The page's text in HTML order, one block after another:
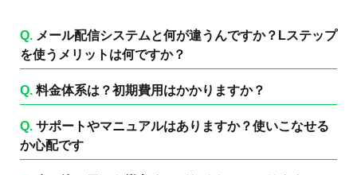
Q. メール配信システムと何が違うんですか？Lステップ
を使うメリットは何ですか？
Q. 料金体系は？初期費用はかかりますか？
Q. サポートやマニュアルはありますか？使いこなせる
か心配です